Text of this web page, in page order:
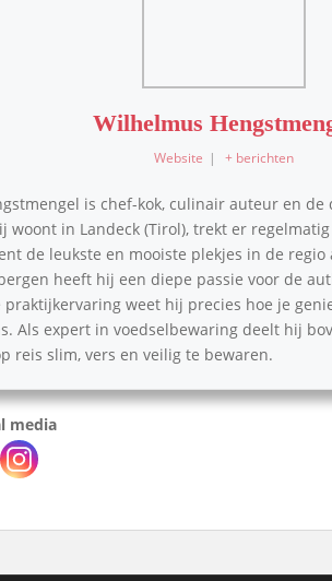
Wilhelmus
Website | + berichten
is chef-kok, culinair auteur en
woont in Landeck (Tirol), trekt er
de leukste en mooiste plekjes in de regio
heeft hij een diepe passie voor de
weet hij precies hoe je
Als expert in voedselbewaring deelt hij
reis slim, vers en veilig te bewaren.
media